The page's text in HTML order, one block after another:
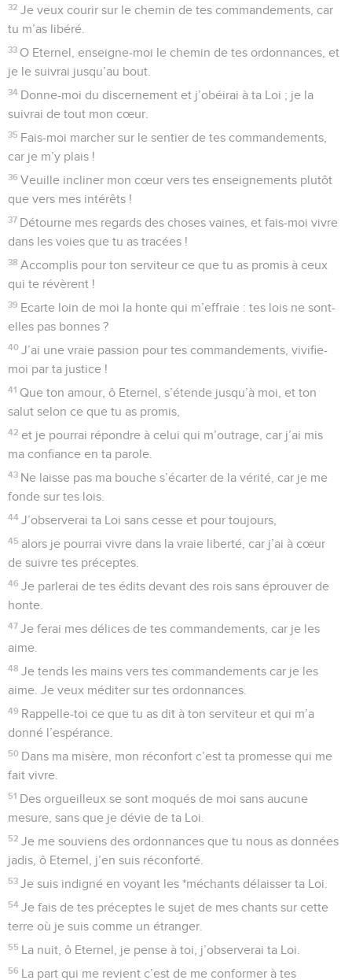
32 Je veux courir sur le chemin de tes commandements, car
tu m’as libéré.
33 O Eternel, enseigne-moi le chemin de tes ordonnances, et
je le suivrai jusqu’au bout.
34 Donne-moi du discernement et j’obéirai à ta Loi ; je la
suivrai de tout mon cœur.
35 Fais-moi marcher sur le sentier de tes commandements,
car je m’y plais !
36 Veuille incliner mon cœur vers tes enseignements plutôt
que vers mes intérêts !
37 Détourne mes regards des choses vaines, et fais-moi vivre
dans les voies que tu as tracées !
38 Accomplis pour ton serviteur ce que tu as promis à ceux
qui te révèrent !
39 Ecarte loin de moi la honte qui m’effraie : tes lois ne sont-
elles pas bonnes ?
40 J’ai une vraie passion pour tes commandements, vivifie-
moi par ta justice !
41 Que ton amour, ô Eternel, s’étende jusqu’à moi, et ton
salut selon ce que tu as promis,
42 et je pourrai répondre à celui qui m’outrage, car j’ai mis
ma confiance en ta parole.
43 Ne laisse pas ma bouche s’écarter de la vérité, car je me
fonde sur tes lois.
44 J’observerai ta Loi sans cesse et pour toujours,
45 alors je pourrai vivre dans la vraie liberté, car j’ai à cœur
de suivre tes préceptes.
46 Je parlerai de tes édits devant des rois sans éprouver de
honte.
47 Je ferai mes délices de tes commandements, car je les
aime.
48 Je tends les mains vers tes commandements car je les
aime. Je veux méditer sur tes ordonnances.
49 Rappelle-toi ce que tu as dit à ton serviteur et qui m’a
donné l’espérance.
50 Dans ma misère, mon réconfort c’est ta promesse qui me
fait vivre.
51 Des orgueilleux se sont moqués de moi sans aucune
mesure, sans que je dévie de ta Loi.
52 Je me souviens des ordonnances que tu nous as données
jadis, ô Eternel, j’en suis réconforté.
53 Je suis indigné en voyant les *méchants délaisser ta Loi.
54 Je fais de tes préceptes le sujet de mes chants sur cette
terre où je suis comme un étranger.
55 La nuit, ô Eternel, je pense à toi, j’observerai ta Loi.
56 La part qui me revient c’est de me conformer à tes